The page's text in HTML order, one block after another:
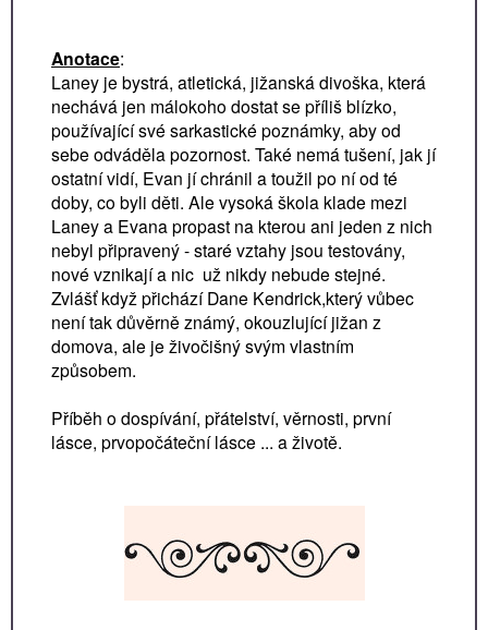
Anotace:
Laney je bystrá, atletická, jižanská divoška, která
nechává jen málokoho dostat se příliš blízko,
používající své sarkastické poznámky, aby od
sebe odváděla pozornost. Také nemá tušení, jak jí
ostatní vidí, Evan jí chránil a toužil po ní od té
doby, co byli děti. Ale vysoká škola klade mezi
Laney a Evana propast na kterou ani jeden z nich
nebyl připravený - staré vztahy jsou testovány,
nové vznikají a nic už nikdy nebude stejné.
Zvlášť když přichází Dane Kendrick,který vůbec
není tak důvěrně známý, okouzlující jižan z
domova, ale je živočišný svým vlastním
způsobem.
Příběh o dospívání, přátelství, věrnosti, první
lásce, prvopočáteční lásce ... a životě.